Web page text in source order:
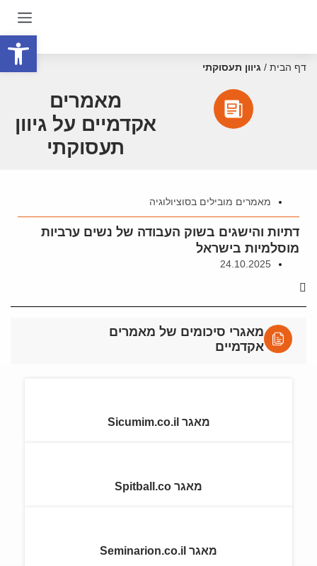
דף הבית / גיוון תעסוקתי
מאמרים
אקדמיים על גיוון
תעסוקתי
מאמרים מובילים בסוציולוגיה
דתיות והישגים בשוק העבודה של נשים ערביות
מוסלמיות בישראל
24.10.2025
מאגרי סיכומים של מאמרים
אקדמיים
מאגר Sicumim.co.il
מאגר Spitball.co
מאגר Seminarion.co.il
פתח